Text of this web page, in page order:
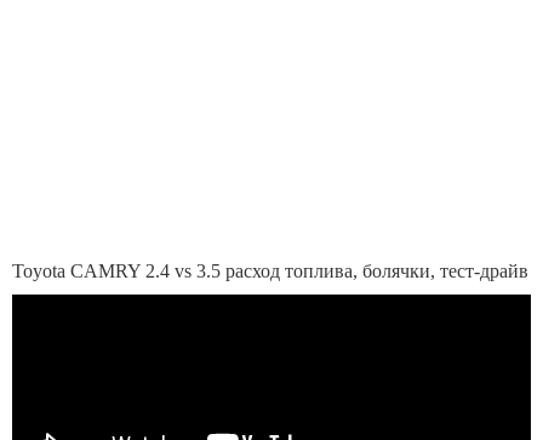
Toyota CAMRY 2.4 vs 3.5 расход топлива, болячки, тест-драйв